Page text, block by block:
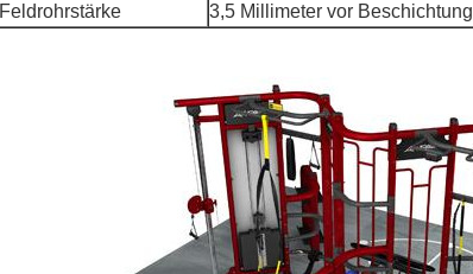
Feldrohrstärke
3,5 Millimeter vor Beschichtung